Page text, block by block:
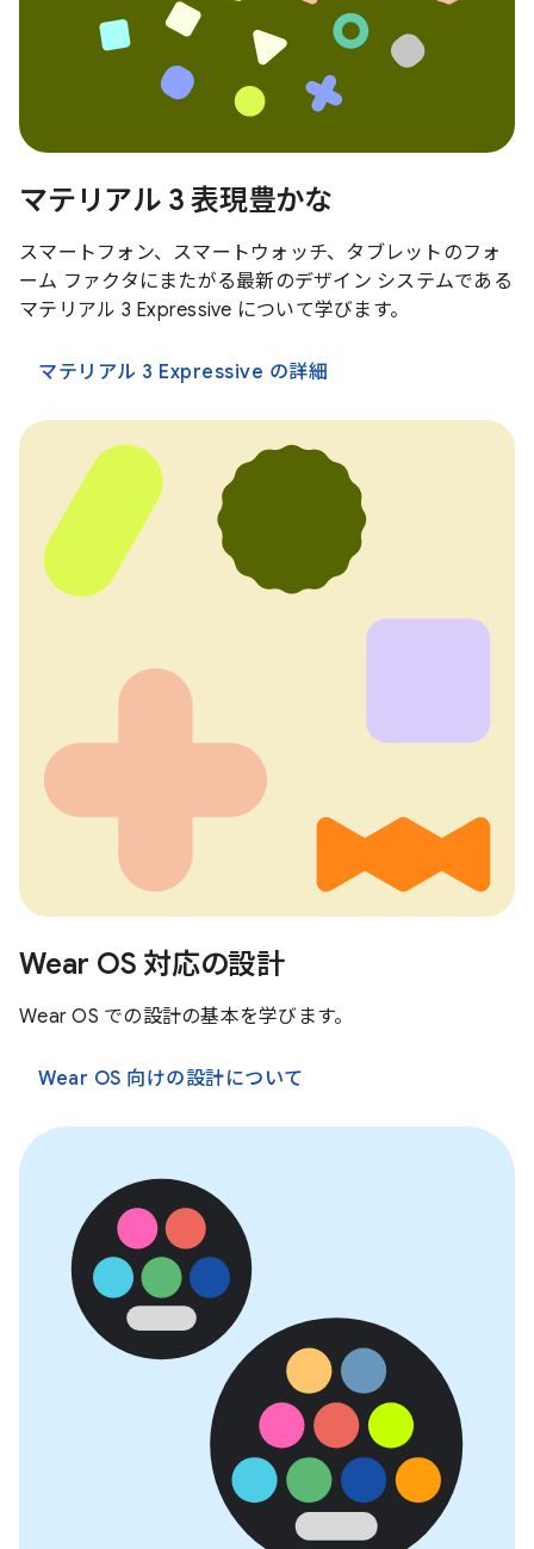
マテリアル 3 表現豊かな
スマートフォン、スマートウォッチ、タブレットのフォ
ーム ファクタにまたがる最新のデザイン システムである
マテリアル 3 Expressive について学びます。
マテリアル 3 Expressive の詳細
Wear OS 対応の設計
Wear OS での設計の基本を学びます。
Wear OS 向けの設計について